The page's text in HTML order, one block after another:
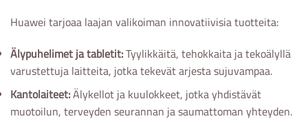
Huawei tarjoaa laajan valikoiman innovatiivisia tuotteita:
Älypuhelimet ja tabletit:Tyylikkäitä, tehokkaita ja tekoälyllä
varustettuja laitteita, jotka tekevät arjesta sujuvampaa.
Kantolaiteet:Älykellot ja kuulokkeet, jotka yhdistävät
muotoilun, terveyden seurannan ja saumattoman yhteyden.